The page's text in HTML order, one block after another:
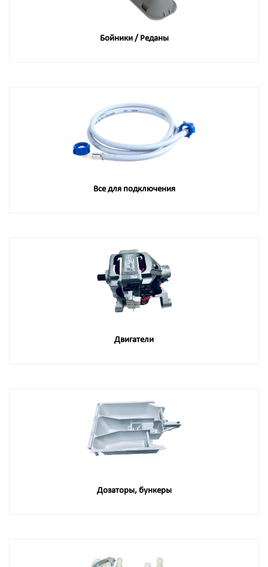
Бойники / Реданы
Все для подключения
Двигатели
Дозаторы, бункеры